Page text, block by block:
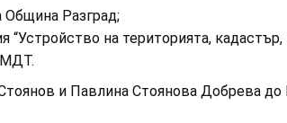
Разград;
на територията, кадастър,
МДТ.
и Павлина Стоянова Добрева